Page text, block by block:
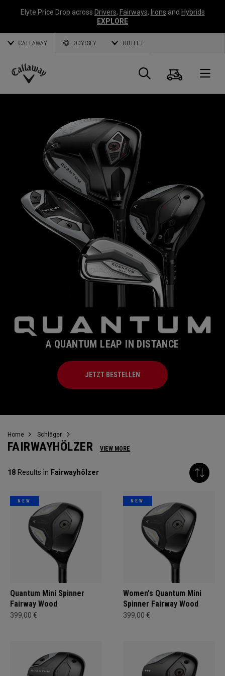
Elyte Price Drop across Drivers, Fairways, Irons and Hybrids
EXPLORE
CALLAWAY ODYSSEY OUTLET
Callaway
Suche
A QUANTUM LEAP IN DISTANCE
JETZT BESTELLEN
Home Schläger
FAIRWAYHÖLZER VIEW MORE
18 Results in Fairwayhölzer
NEW
Quantum Mini Spinner
Fairway Wood
399,00 €
NEW
Women's Quantum Mini
Spinner Fairway Wood
399,00 €